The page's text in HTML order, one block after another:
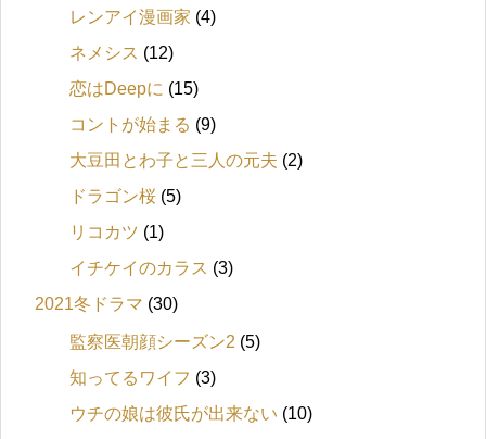
レンアイ漫画家 (4)
ネメシス (12)
恋はDeepに (15)
コントが始まる (9)
大豆田とわ子と三人の元夫 (2)
ドラゴン桜 (5)
リコカツ (1)
イチケイのカラス (3)
2021冬ドラマ (30)
監察医朝顔シーズン2 (5)
知ってるワイフ (3)
ウチの娘は彼氏が出来ない (10)